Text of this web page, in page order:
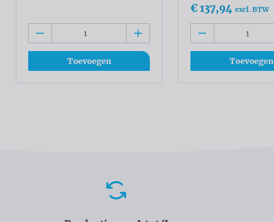
Toevoegen
€ 137,94 excl. BTW
Toevoegen